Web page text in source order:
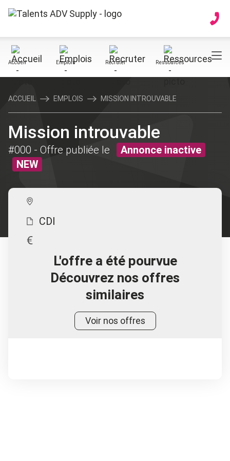
Accueil Emplois Recruter Ressources
ACCUEIL EMPLOIS MISSION INTROUVABLE
Mission introuvable
#000 - Offre publiée le
Annonce inactive
NEW
CDI
L'offre a été pourvue
Découvrez nos offres
similaires
Voir nos offres